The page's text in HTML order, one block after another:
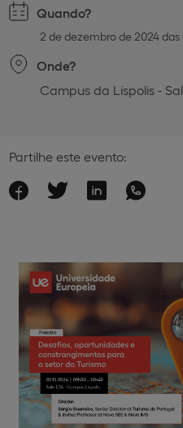
Quando?
2 de dezembro de 2024 das
Onde?
Campus da Lispolis -
Partilhe este evento: